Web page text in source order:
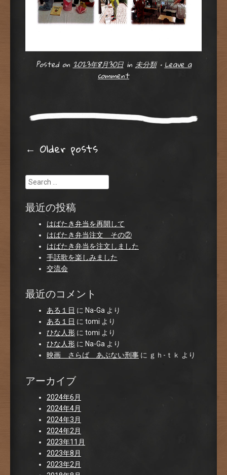
Posted on 2023年8月30日 in 未分類 • Leave a
comment
Post navigation
← Older posts
Search
最近の投稿
はばたき弁当を再開して
はばたき弁当注文 その②
はばたき弁当を注文しました
手話歌を楽しみました
交流会
最近のコメント
ある１日 に Na-Ga より
ある１日 に tomi より
ひな人形 に tomi より
ひな人形 に Na-Ga より
映画 さらば あぶない刑事 に ｇｈ-ｔｋ より
アーカイブ
2024年6月
2024年4月
2024年3月
2024年2月
2023年11月
2023年8月
2023年2月